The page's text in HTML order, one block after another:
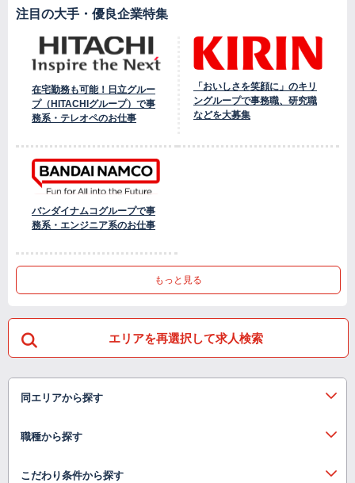
注目の大手・優良企業特集
在宅勤務も可能！日立グルー
プ（HITACHIグループ）で事
務系・テレオペのお仕事
「おいしさを笑顔に」のキリ
ングループで事務職、研究職
などを大募集
バンダイナムコグループで事
務系・エンジニア系のお仕事
もっと見る
エリアを再選択して求人検索
同エリアから探す
職種から探す
こだわり条件から探す